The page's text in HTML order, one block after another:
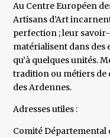
Au Centre Européen
Artisans d’Art
perfection ; leur
matérialisent dans des
qu’à quelques unités.
tradition ou métiers de
des Ardennes.
Adresses utiles :
Comité Départemental